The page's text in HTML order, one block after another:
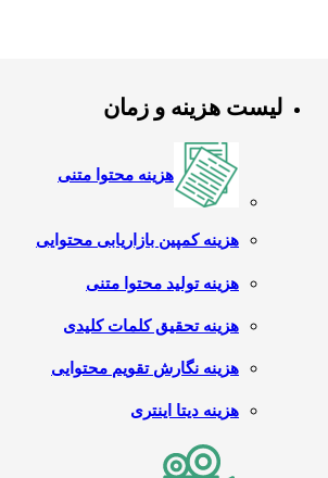
لیست هزینه و زمان
هزینه محتوا متنی
هزینه کمپین بازاریابی محتوایی
هزینه تولید محتوا متنی
هزینه تحقیق کلمات کلیدی
هزینه نگارش تقویم محتوایی
هزینه دیتا اینتری